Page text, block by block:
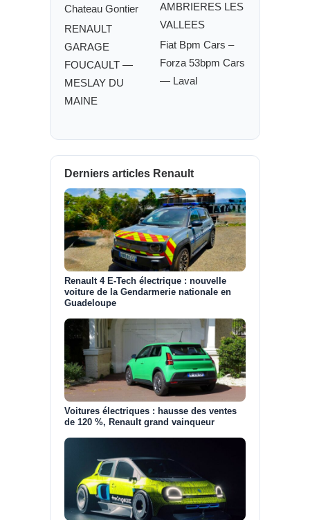
Chateau Gontier
RENAULT
GARAGE
FOUCAULT —
MESLAY DU
MAINE
AMBRIERES LES
VALLEES
Fiat Bpm Cars –
Forza 53bpm Cars
— Laval
Derniers articles Renault
Renault 4 E-Tech électrique : nouvelle
voiture de la Gendarmerie nationale en
Guadeloupe
Voitures électriques : hausse des ventes
de 120 %, Renault grand vainqueur